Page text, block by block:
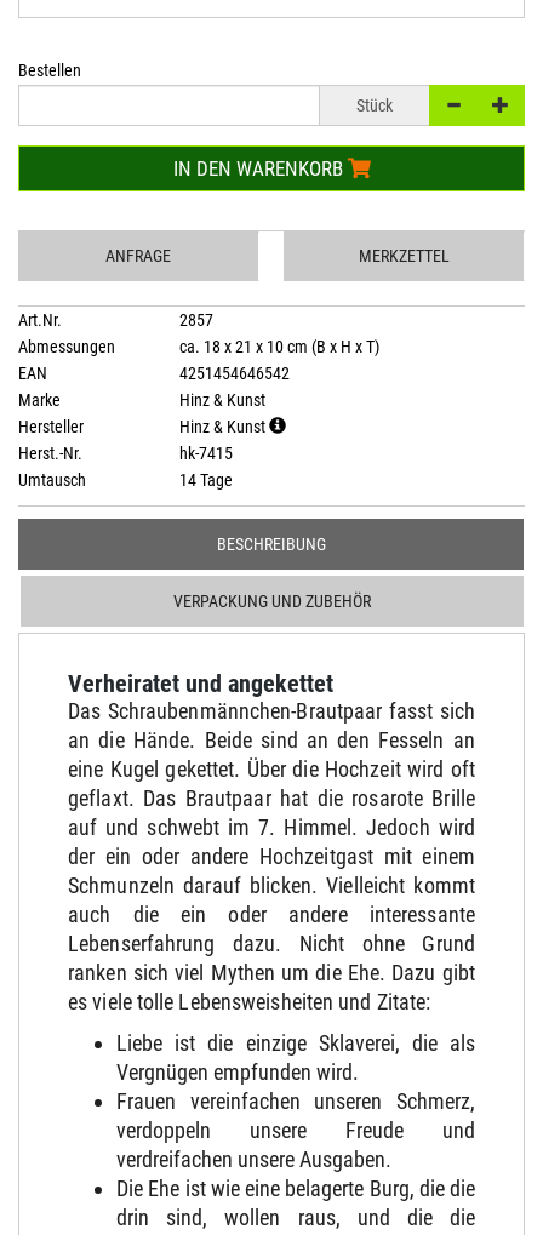
Bestellen
Stück
IN DEN WARENKORB
ANFRAGE MERKZETTEL
Art.Nr.
2857
Abmessungen
ca. 18 x 21 x 10 cm (B x H x T)
EAN
4251454646542
Marke
Hinz & Kunst
Hersteller
Hinz & Kunst
Herst.-Nr.
hk-7415
Umtausch
14 Tage
BESCHREIBUNG
VERPACKUNG UND ZUBEHÖR
Verheiratet und angekettet
Das Schraubenmännchen-Brautpaar fasst sich
an die Hände. Beide sind an den Fesseln an
eine Kugel gekettet. Über die Hochzeit wird oft
geflaxt. Das Brautpaar hat die rosarote Brille
auf und schwebt im 7. Himmel. Jedoch wird
der ein oder andere Hochzeitgast mit einem
Schmunzeln darauf blicken. Vielleicht kommt
auch die ein oder andere interessante
Lebenserfahrung dazu. Nicht ohne Grund
ranken sich viel Mythen um die Ehe. Dazu gibt
es viele tolle Lebensweisheiten und Zitate:
Liebe ist die einzige Sklaverei, die als
Vergnügen empfunden wird.
Frauen vereinfachen unseren Schmerz,
verdoppeln unsere Freude und
verdreifachen unsere Ausgaben.
Die Ehe ist wie eine belagerte Burg, die die
drin sind, wollen raus, und die die